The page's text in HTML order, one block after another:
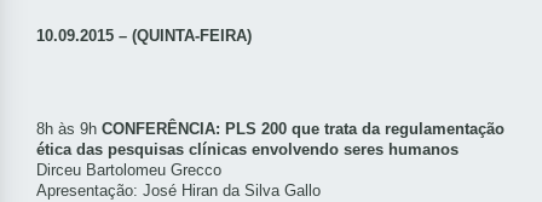
10.09.2015 – (QUINTA-FEIRA)
8h às 9h CONFERÊNCIA: PLS 200 que trata da regulamentação
ética das pesquisas clínicas envolvendo seres humanos
Dirceu Bartolomeu Grecco
Apresentação: José Hiran da Silva Gallo